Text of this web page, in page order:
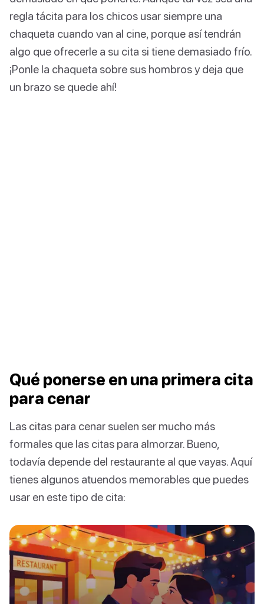
regla tácita para los chicos usar siempre una
chaqueta cuando van al cine, porque así tendrán
algo que ofrecerle a su cita si tiene demasiado frío.
¡Ponle la chaqueta sobre sus hombros y deja que
un brazo se quede ahí!
Qué ponerse en una primera cita
para cenar
Las citas para cenar suelen ser mucho más
formales que las citas para almorzar. Bueno,
todavía depende del restaurante al que vayas. Aquí
tienes algunos atuendos memorables que puedes
usar en este tipo de cita: